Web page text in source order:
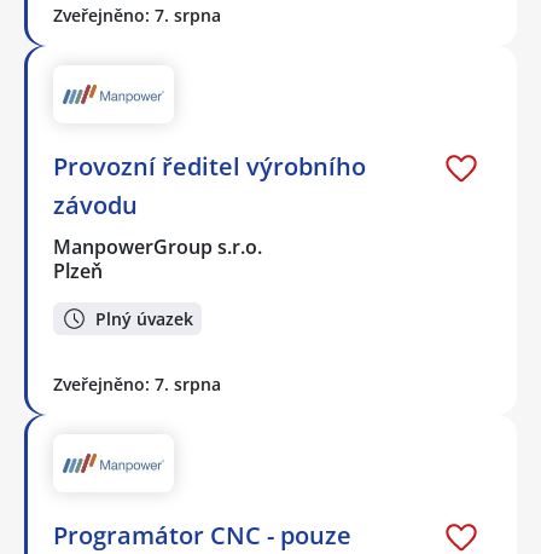
Zveřejněno: 7. srpna
Provozní ředitel výrobního
závodu
ManpowerGroup s.r.o.
Plzeň
Plný úvazek
Zveřejněno: 7. srpna
Programátor CNC - pouze